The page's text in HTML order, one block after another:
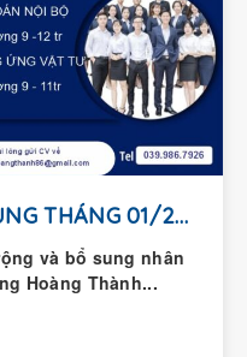
THÔNG BÁO TUYỂN DỤNG THÁNG 01/2026
và bổ sung nhân
Hoàng Thành...